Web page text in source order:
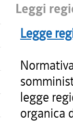
Leggi
Legge
legge
organica